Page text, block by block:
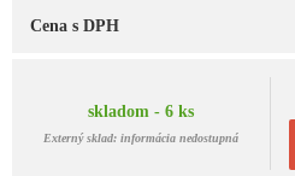
Cena s DPH
skladom - 6 ks
Externý sklad: informácia nedostupná